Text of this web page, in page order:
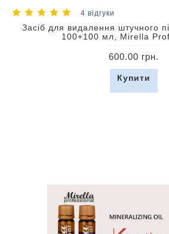
4 відгуки
Засіб для видалення штучного
100+100 мл, Mirella
600.00 грн.
Купити